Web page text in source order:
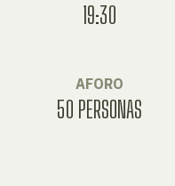
19:30
AFORO
50 PERSONAS